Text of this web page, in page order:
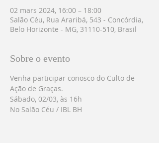
02 mars 2024, 16:00 – 18:00
Salão Céu, Rua Araribá, 543 - Concórdia,
Belo Horizonte - MG, 31110-510, Brasil
Sobre o evento
Venha participar conosco do Culto de
Ação de Graças.
Sábado, 02/03, às 16h
No Salão Céu / IBL BH